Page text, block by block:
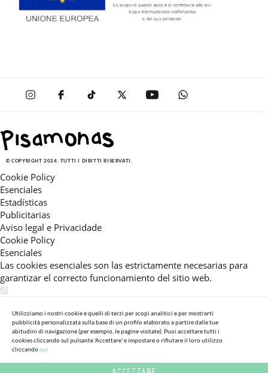
© COPYRIGHT 2024. TUTTI I DIRITTI RISERVATI.
Cookie Policy
Esenciales
Estadísticas
Publicitarias
Aviso legal e Privacidade
Cookie Policy
Esenciales
Las cookies esenciales son las estrictamente necesarias para
garantizar el correcto funcionamiento del sitio web.
Estas cookies nos permiten ofrecerle una experiencia en el sitio
adaptada a su navegación (recomendaciones de producto
personalizadas, énfasis en categorías frecuentemente
consultadas, etc).Al activar esta cookie, nos ayuda a mejorar aún
más su experiencia.
Utilizziamo i nostri cookie e quelli di terzi per scopi analitici e per mostrarti
pubblicità personalizzata sulla base di un profilo elaborato a partire dalle tue
abitudini di navigazione (per esempio, le pagine visitate). Puoi accettare tutti i
cookies cliccando sul pulsante 'Accettare' e impostare o rifiutare il loro utilizzo
cliccandoqui.